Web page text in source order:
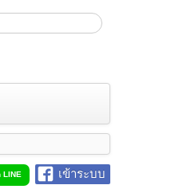
เข้าระบบ
LINE